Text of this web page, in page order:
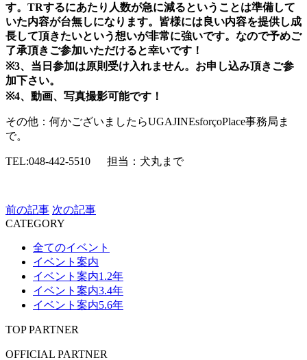
す。TRするにあたり人数が急に減るということは準備して
いた内容が台無しになります。皆様には良い内容を提供し成
長して頂きたいという想いが非常に強いです。なので予めご
了承頂きご参加いただけると幸いです！
※3、当日参加は原則受け入れません。お申し込み頂きご参
加下さい。
※4、動画、写真撮影可能です！
その他：何かございましたらUGAJINEsforçoPlace事務局ま
で。
TEL:048-442-5510 担当：犬丸まで
前の記事 次の記事
CATEGORY
全てのイベント
イベント案内
イベント案内1.2年
イベント案内3.4年
イベント案内5.6年
TOP PARTNER
OFFICIAL PARTNER